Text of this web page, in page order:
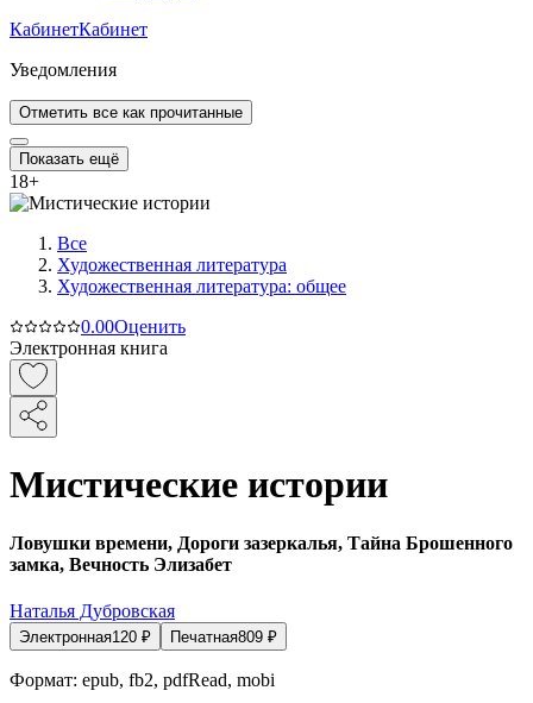
КабинетКабинет
Уведомления
Отметить все как прочитанные
Показать ещё
18+
Все
Художественная литература
Художественная литература: общее
0.00Оценить
Электронная книга
Мистические истории
Ловушки времени, Дороги зазеркалья, Тайна Брошенного
замка, Вечность Элизабет
Наталья Дубровская
Электронная120 ₽ Печатная809 ₽
Формат: epub, fb2, pdfRead, mobi